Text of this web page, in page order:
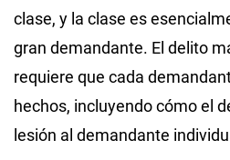
clase, y la clase es
gran demandante. El delito
requiere que cada
hechos, incluyendo cómo el
lesión al demandante